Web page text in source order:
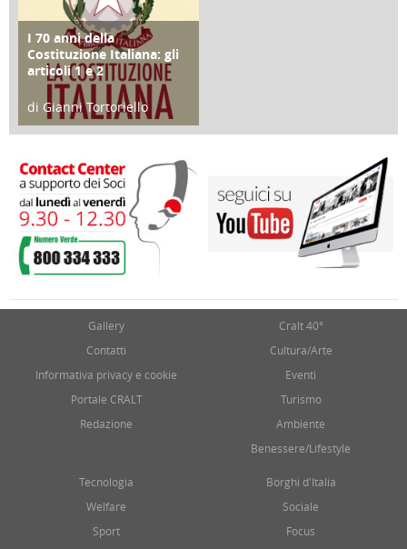
FOCUS
I 70 anni della
Costituzione Italiana: gli
articoli 1 e 2
di Gianni Tortoriello
17 Marzo 2018
Gallery
Contatti
Informativa privacy e cookie
Portale CRALT
Redazione
Cralt 40°
Cultura/Arte
Eventi
Turismo
Ambiente
Benessere/Lifestyle
Tecnologia
Welfare
Sport
Borghi d'Italia
Sociale
Focus